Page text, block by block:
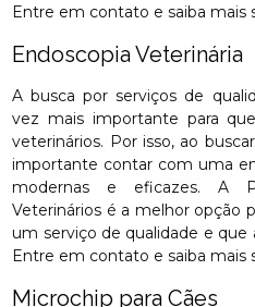
Entre em contato e saiba mais
Endoscopia Veterinária
A busca por serviços de
vez mais importante para
veterinários. Por isso, ao
importante contar com uma
modernas e eficazes. A
Veterinários é a melhor opção
um serviço de qualidade e que
Entre em contato e saiba mais
Microchip para Cães